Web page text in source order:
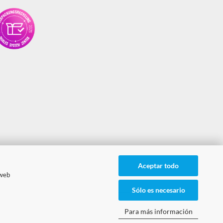
Aceptar todo
Sólo es necesario
Para más información